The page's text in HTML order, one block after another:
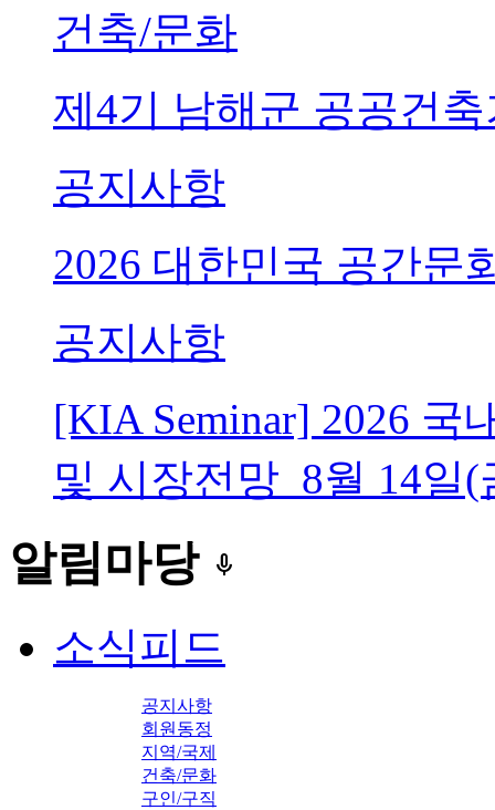
건축/문화
제4기 남해군 공공건
공지사항
2026 대한민국 공간문
공지사항
[KIA Seminar] 2026 국
및 시장전망_8월 14일(
알림마당 keyboard_voice
소식피드
공지사항
회원동정
지역/국제
건축/문화
구인/구직